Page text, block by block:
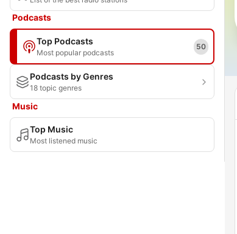
Podcasts
Top Podcasts
Most popular podcasts
50
Podcasts by Genres
18 topic genres
Music
Top Music
Most listened music